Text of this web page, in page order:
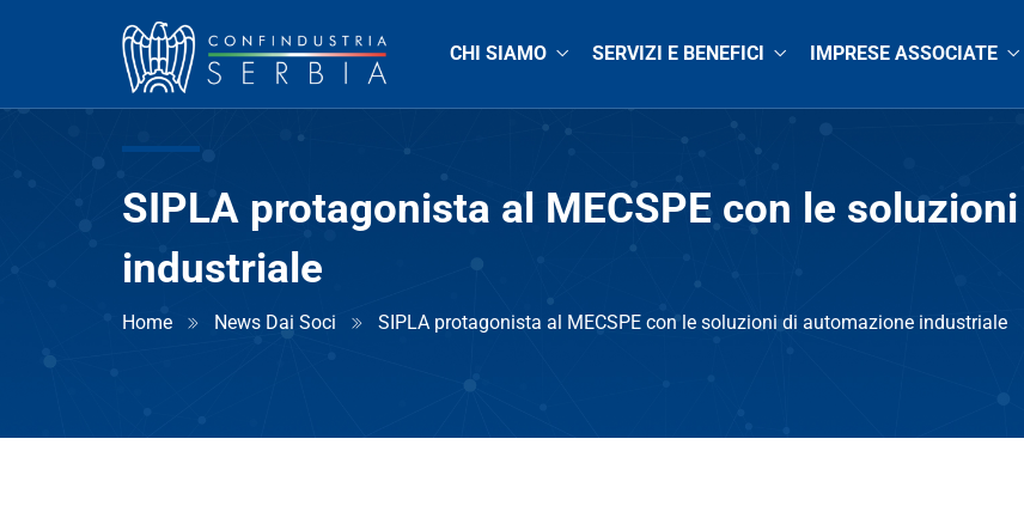
CHI SIAMO SERVIZI E BENEFICI IMPRESE ASSOCIATE
SIPLA protagonista al MECSPE con le
industriale
Home News Dai Soci SIPLA protagonista al MECSPE con le soluzioni di automazione industriale